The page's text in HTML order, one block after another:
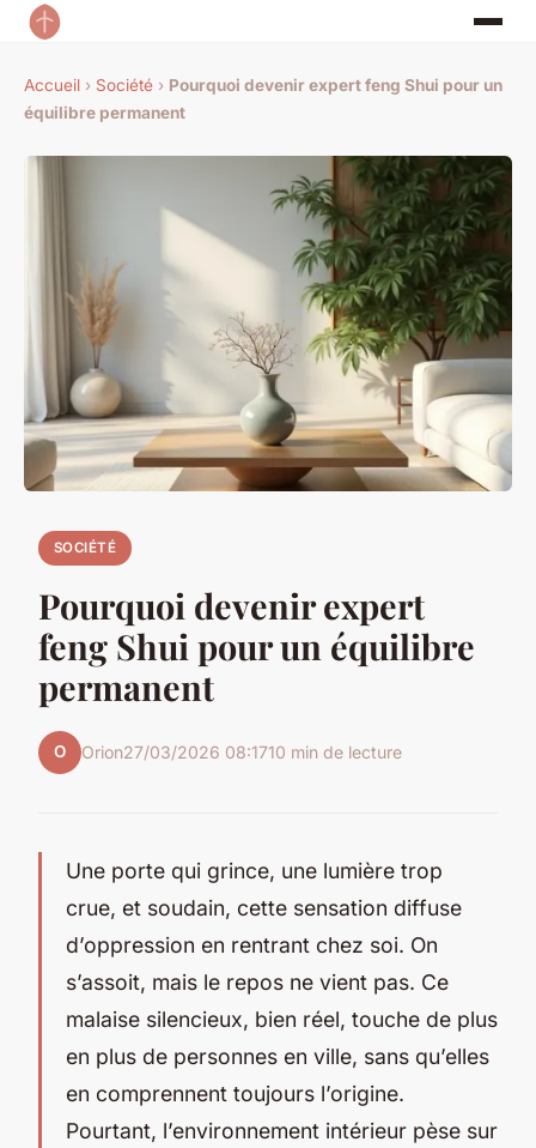
Accueil › Société › Pourquoi devenir expert feng Shui pour un
équilibre permanent
SOCIÉTÉ
Pourquoi devenir expert
feng Shui pour un équilibre
permanent
O Orion27/03/2026 08:1710 min de lecture
Une porte qui grince, une lumière trop
crue, et soudain, cette sensation diffuse
d’oppression en rentrant chez soi. On
s’assoit, mais le repos ne vient pas. Ce
malaise silencieux, bien réel, touche de plus
en plus de personnes en ville, sans qu’elles
en comprennent toujours l’origine.
Pourtant, l’environnement intérieur pèse sur